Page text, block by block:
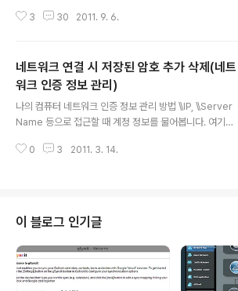
다. 이때 생기는 폴더. SVN 같은 경우에는 (.svn)이라는
링의 힘을 빌어. 마우스 우 클릭 시 컨텍스트 메뉴에서 지울
수 있는 방법이 있어 소개하고자 한다. 해당 코드는 아래와
같다. Windows Registry Editor Version 5.00 [HKE
Y_LOCAL_MACHINE\SOFTWARE\Classes\Folde
r\shell\DeleteSVN] @="Delete SVN Folders" [HK
EY_L..
3 30 2011. 9. 6.
네트워크 연결 시 저장된 암호 추가 삭제(네트
워크 인증 정보 관리)
나의 컴퓨터 네트워크 인증 정보 관리 방법 \\IP, \\Server
Name 등으로 접근할 때 계정 정보를 물어봅니다. 여기서
고 봅니다. 나중에 편하니까요. 헌데 인증하려고 하는데 이
행) 아래 입력 (반듯이 대문자 구별) rundll32 keymgr.dl
l KRShowKeyMgr 위와 같은 화면을 만날 수 있습니다.
여기서 해당 서버, IP의 정보를 수정하거나 삭제, 그리고 추
가가 가능합니다. 이상입니다. 감사합니다.
0 3 2011. 3. 14.
이 블로그 인기글